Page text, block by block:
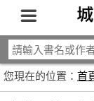
您現在的位置： 首